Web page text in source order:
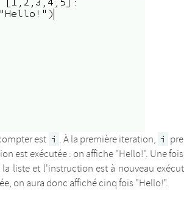
est i . À la première iteration, i
est exécutée : on affiche "Hello!". Une
liste et l'instruction est à nouveau
on aura donc affiché cinq fois "Hello!".